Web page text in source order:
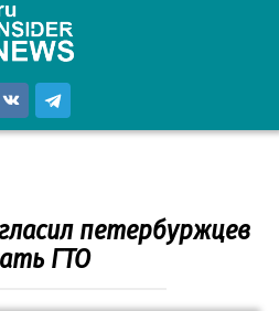
петербуржцев
ГТО